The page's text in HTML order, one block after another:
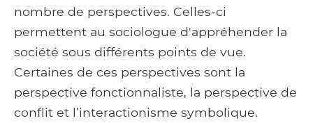
nombre de perspectives. Celles-ci
permettent au sociologue d'appréhender la
société sous différents points de vue.
Certaines de ces perspectives sont la
perspective fonctionnaliste, la perspective de
conflit et l’interactionisme symbolique.